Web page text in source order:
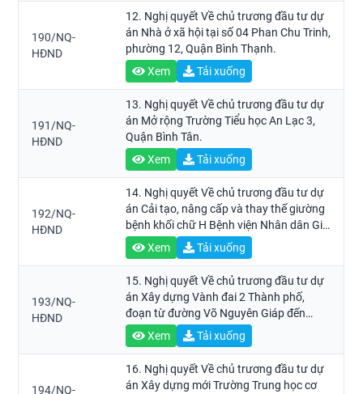
quyền sử dụng đất đối với các cơ sở nhà,
đất do cơ quan, tổ chức, đơn vị, doanh
nghiệp thuộc Thành phố quản lý.
190/NQ-
HĐND
12. Nghị quyết Về chủ trương đầu tư dự
án Nhà ở xã hội tại số 04 Phan Chu Trinh,
phường 12, Quận Bình Thạnh.
Xem
Tải xuống
191/NQ-
HĐND
13. Nghị quyết Về chủ trương đầu tư dự
án Mở rộng Trường Tiểu học An Lạc 3,
Quận Bình Tân.
Xem
Tải xuống
192/NQ-
HĐND
14. Nghị quyết Về chủ trương đầu tư dự
án Cải tạo, nâng cấp và thay thế giường
bệnh khối chữ H Bệnh viện Nhân dân Gia
Định.Xem Tải xuống
193/NQ-
HĐND
15. Nghị quyết Về chủ trương đầu tư dự
án Xây dựng Vành đai 2 Thành phố,
đoạn từ đường Võ Nguyên Giáp đến
đường Phạm Văn Đồng.
Xem Tải xuống
194/NQ-
16. Nghị quyết Về chủ trương đầu tư dự
án Xây dựng mới Trường Trung học cơ